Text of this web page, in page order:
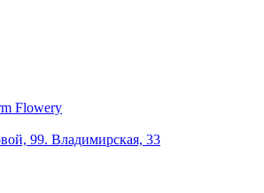
99. Владимирская, 33